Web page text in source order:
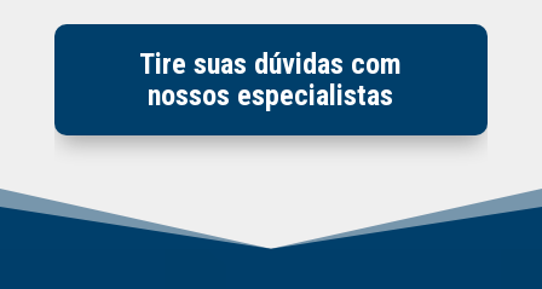
Tire suas dúvidas com
nossos especialistas